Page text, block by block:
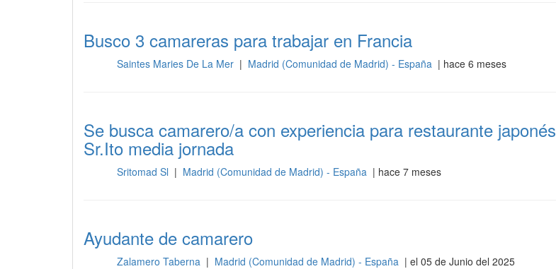
Busco 3 camareras para trabajar en Francia
Saintes Maries De La Mer | Madrid (Comunidad de Madrid) - España | hace 6 meses
Se busca camarero/a con experiencia para restaurante japonés
Sr.Ito media jornada
Sritomad Sl | Madrid (Comunidad de Madrid) - España | hace 7 meses
Ayudante de camarero
Zalamero Taberna | Madrid (Comunidad de Madrid) - España | el 05 de Junio del 2025